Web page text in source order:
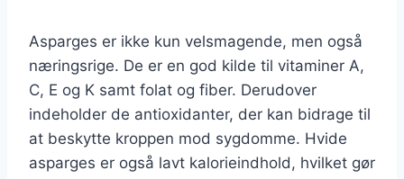
Asparges er ikke kun velsmagende, men også
næringsrige. De er en god kilde til vitaminer A,
C, E og K samt folat og fiber. Derudover
indeholder de antioxidanter, der kan bidrage til
at beskytte kroppen mod sygdomme. Hvide
asparges er også lavt kalorieindhold, hvilket gør